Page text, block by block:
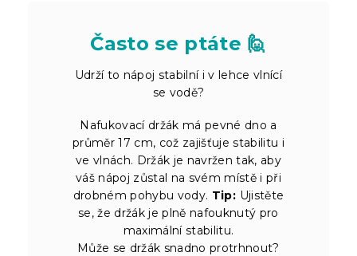
Často se ptáte 🙋
Udrží to nápoj stabilní i v lehce vlnící
se vodě?
Nafukovací držák má pevné dno a
průměr 17 cm, což zajišťuje stabilitu i
ve vlnách. Držák je navržen tak, aby
váš nápoj zůstal na svém místě i při
drobném pohybu vody. Tip: Ujistěte
se, že držák je plně nafouknutý pro
maximální stabilitu.
Může se držák snadno protrhnout?